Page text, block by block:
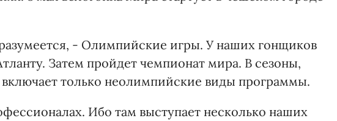
- Олимпийские игры. У наших гонщиков
Затем пройдет чемпионат мира. В сезоны,
только неолимпийские виды программы.
Ибо там выступает несколько наших